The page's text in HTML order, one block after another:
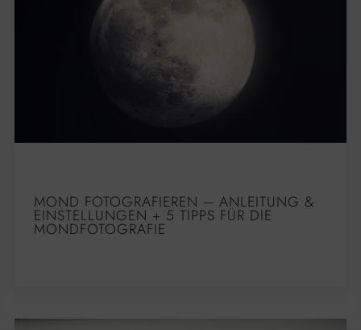
MOND FOTOGRAFIEREN – ANLEITUNG &
EINSTELLUNGEN + 5 TIPPS FÜR DIE
MONDFOTOGRAFIE